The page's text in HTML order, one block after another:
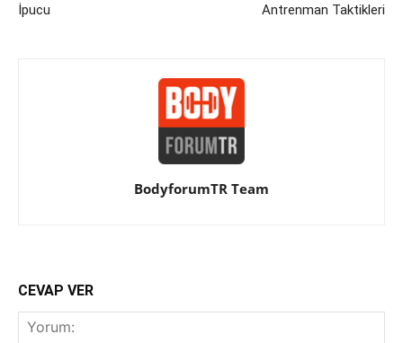
İpucu
Antrenman Taktikleri
BodyforumTR Team
CEVAP VER